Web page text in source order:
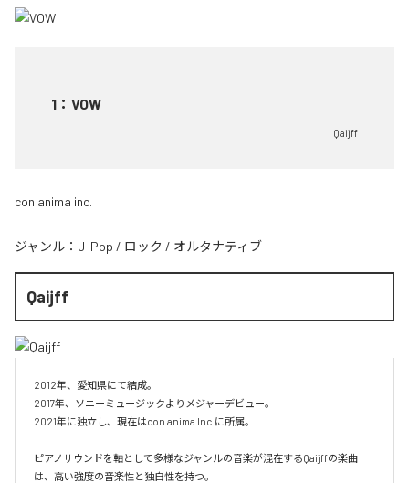
1 ： VOW
Qaijff
con anima inc.
ジャンル： J-Pop / ロック / オルタナティブ
Qaijff
2012年、愛知県にて結成。
2017年、ソニーミュージックよりメジャーデビュー。
2021年に独立し、現在はcon anima Inc.に所属。
ピアノサウンドを軸として多様なジャンルの音楽が混在するQaijffの楽曲
は、高い強度の音楽性と独自性を持つ。